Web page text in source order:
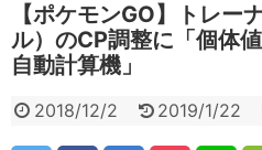
【ポケモンGO】トレー
ル）のCP調整に「個体
自動計算機」
2018/12/2 2019/1/22